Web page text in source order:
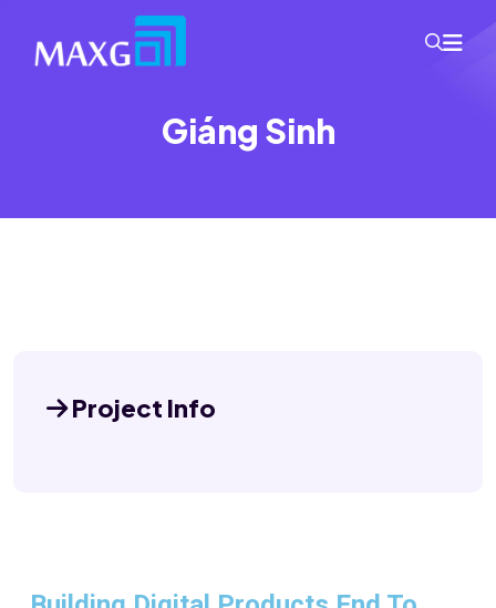
Giáng Sinh
Project Info